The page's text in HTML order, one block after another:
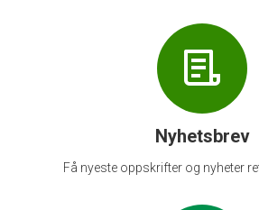
Nyhetsbrev
Få nyeste oppskrifter og nyheter